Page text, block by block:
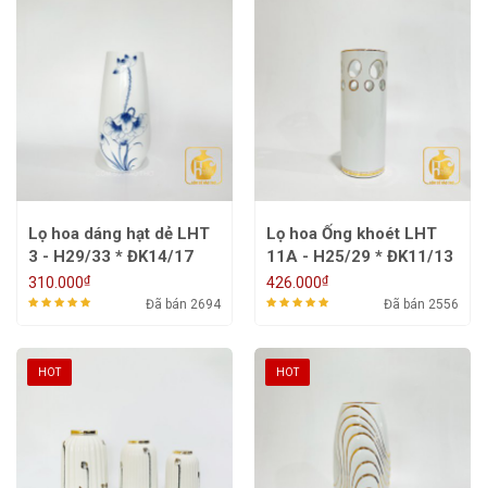
Lọ hoa dáng hạt dẻ LHT
3 - H29/33 * ĐK14/17
310.000₫
Đã bán 2694
Lọ hoa Ống khoét LHT
11A - H25/29 * ĐK11/13
426.000₫
Đã bán 2556
HOT HOT